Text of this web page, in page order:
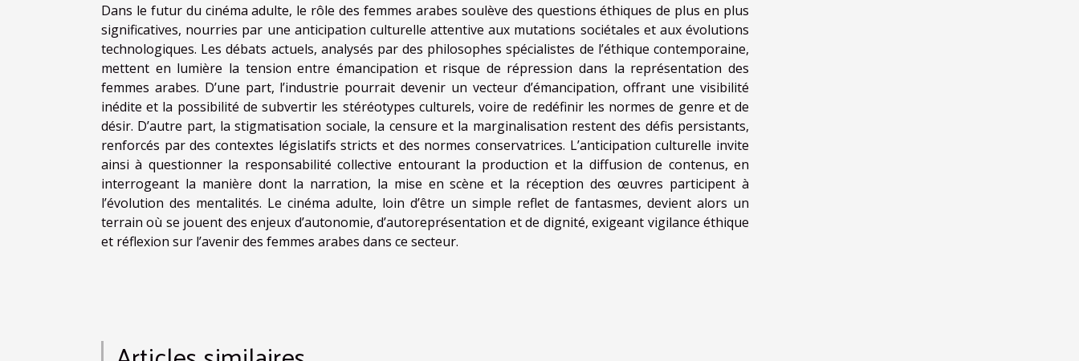
Dans le futur du cinéma adulte, le rôle des femmes arabes soulève des questions éthiques de plus en plus
significatives, nourries par une anticipation culturelle attentive aux mutations sociétales et aux évolutions
technologiques. Les débats actuels, analysés par des philosophes spécialistes de l’éthique contemporaine,
mettent en lumière la tension entre émancipation et risque de répression dans la représentation des
femmes arabes. D’une part, l’industrie pourrait devenir un vecteur d’émancipation, offrant une visibilité
inédite et la possibilité de subvertir les stéréotypes culturels, voire de redéfinir les normes de genre et de
désir. D’autre part, la stigmatisation sociale, la censure et la marginalisation restent des défis persistants,
renforcés par des contextes législatifs stricts et des normes conservatrices. L’anticipation culturelle invite
ainsi à questionner la responsabilité collective entourant la production et la diffusion de contenus, en
interrogeant la manière dont la narration, la mise en scène et la réception des œuvres participent à
l’évolution des mentalités. Le cinéma adulte, loin d’être un simple reflet de fantasmes, devient alors un
terrain où se jouent des enjeux d’autonomie, d’autoreprésentation et de dignité, exigeant vigilance éthique
et réflexion sur l’avenir des femmes arabes dans ce secteur.